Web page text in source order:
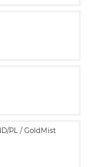
PL / GoldMist